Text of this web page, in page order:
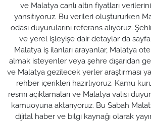
ve Malatya canlı altın fiyatları
yansıtıyoruz. Bu verileri oluştururken
odası duyurularını referans alıyoruz.
ve yerel işleyişe dair detaylar da
Malatya iş ilanları arayanlar, Malatya
almak isteyenler veya şehre dışarıdan
ve Malatya gezilecek yerler araştırması
rehber içerikleri hazırlıyoruz. Kamu
resmi açıklamaları ve Malatya valisi
kamuoyuna aktarıyoruz. Bu Sabah
dijital haber ve bilgi kaynağı olarak